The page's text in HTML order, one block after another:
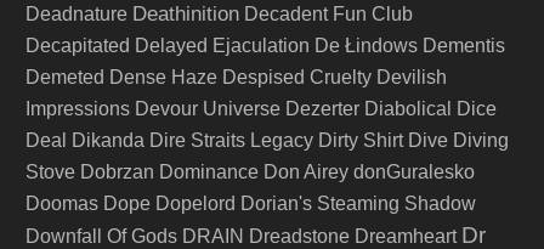
Deadnature Deathinition Decadent Fun Club
Decapitated Delayed Ejaculation De Łindows Dementis
Demeted Dense Haze Despised Cruelty Devilish
Impressions Devour Universe Dezerter Diabolical
Dice
Deal
Dikanda Dire Straits Legacy Dirty Shirt Dive Diving
Stove Dobrzan Dominance Don Airey donGuralesko
Doomas Dope Dopelord Dorian's Steaming Shadow
Downfall Of Gods DRAIN Dreadstone Dreamheart Dr